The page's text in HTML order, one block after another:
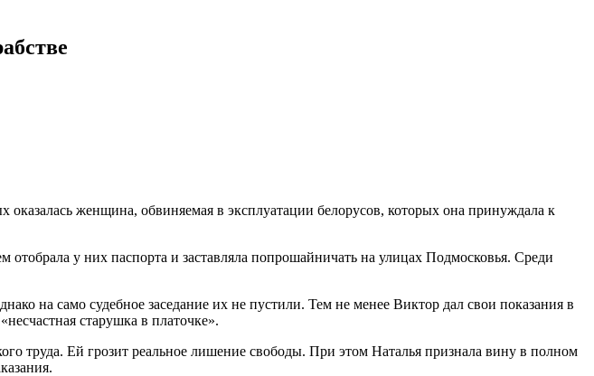
женщина, обвиняемая в эксплуатации белорусов, которых она принуждала к
у них паспорта и заставляла попрошайничать на улицах Подмосковья. Среди
на само судебное заседание их не пустили. Тем не менее Виктор дал свои показания в
старушка в платочке».
труда. Ей грозит реальное лишение свободы. При этом Наталья признала вину в полном